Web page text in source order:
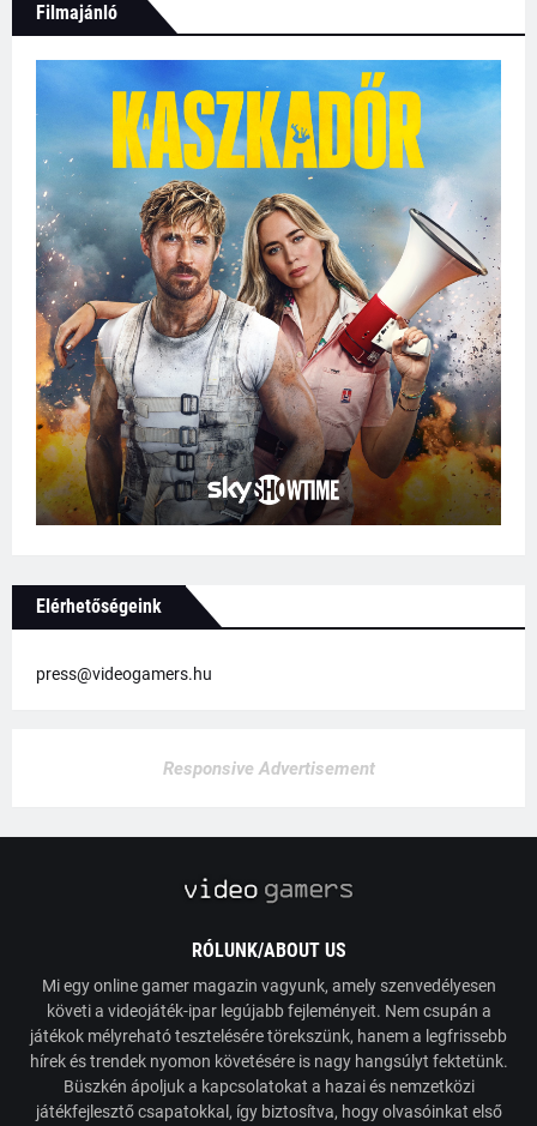
Filmajánló
Elérhetőségeink
press@videogamers.hu
Responsive Advertisement
RÓLUNK/ABOUT US
Mi egy online gamer magazin vagyunk, amely szenvedélyesen
követi a videojáték-ipar legújabb fejleményeit. Nem csupán a
játékok mélyreható tesztelésére törekszünk, hanem a legfrissebb
hírek és trendek nyomon követésére is nagy hangsúlyt fektetünk.
Büszkén ápoljuk a kapcsolatokat a hazai és nemzetközi
játékfejlesztő csapatokkal, így biztosítva, hogy olvasóinkat első